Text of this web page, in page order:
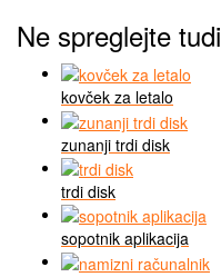
Ne spreglejte
kovček za letalo
zunanji trdi disk
trdi disk
sopotnik aplikacija